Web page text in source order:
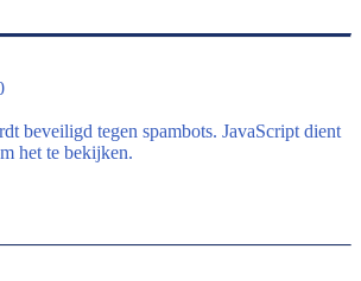
beveiligd tegen spambots. JavaScript dient
het te bekijken.